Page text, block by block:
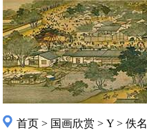
首页 > 国画欣赏 > Y > 佚名